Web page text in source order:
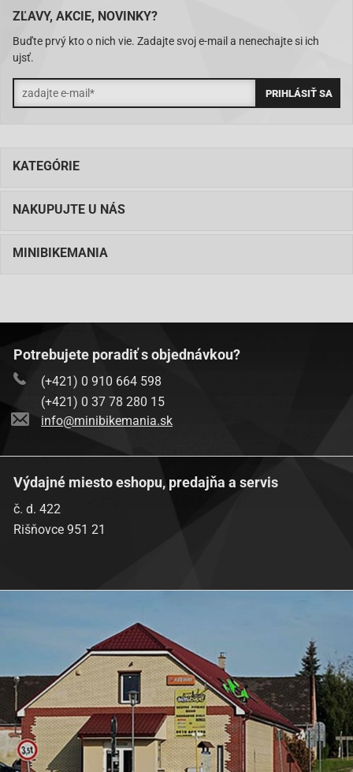
ZĽAVY, AKCIE, NOVINKY?
Buďte prvý kto o nich vie. Zadajte svoj e-mail a nenechajte si ich
ujsť.
KATEGÓRIE
NAKUPUJTE U NÁS
MINIBIKEMANIA
Potrebujete poradiť s objednávkou?
(+421) 0 910 664 598
(+421) 0 37 78 280 15
info@minibikemania.sk
Výdajné miesto eshopu, predajňa a servis
č. d. 422
Rišňovce 951 21